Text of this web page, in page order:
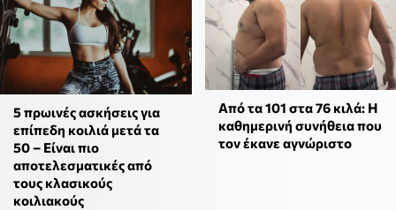
5 πρωινές ασκήσεις για
επίπεδη κοιλιά μετά τα
50 – Είναι πιο
αποτελεσματικές από
τους κλασικούς
κοιλιακούς
Από τα 101 στα 76 κιλά: Η
καθημερινή συνήθεια που
τον έκανε αγνώριστο